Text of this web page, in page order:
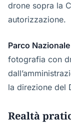
drone sopra la
autorizzazione.
Parco
fotografia con
la direzione del
Realtà